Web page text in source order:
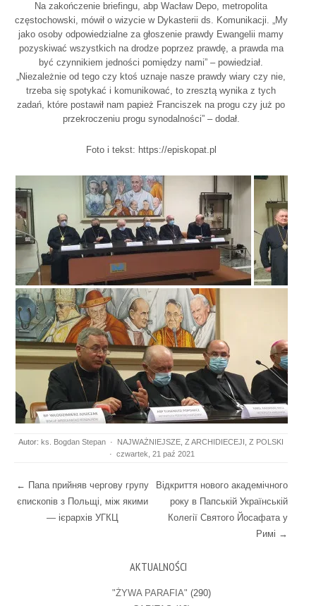
Na zakończenie briefingu, abp Wacław Depo, metropolita
częstochowski, mówił o wizycie w Dykasterii ds. Komunikacji. „My
jako osoby odpowiedzialne za głoszenie prawdy Ewangelii mamy
pozyskiwać wszystkich na drodze poprzez prawdę, a prawda ma
być czynnikiem jedności pomiędzy nami” – powiedział.
„Niezależnie od tego czy ktoś uznaje nasze prawdy wiary czy nie,
trzeba się spotykać i komunikować, to zresztą wynika z tych
zadań, które postawił nam papież Franciszek na progu czy już po
przekroczeniu progu synodalności” – dodał.
Foto i tekst: https://episkopat.pl
Autor: ks. Bogdan Stepan · NAJWAŻNIEJSZE Z ARCHIDIECEJI Z POLSKI
· czwartek, 21 paź 2021
Post navigation
← Папа прийняв чергову групу
єпископів з Польщі, між якими
— ієрархів УГКЦ
Відкриття нового академічного
року в Папській Українській
Колегії Святого Йосафата у
Римі →
AKTUALNOŚCI
"ŻYWA PARAFIA" (290)